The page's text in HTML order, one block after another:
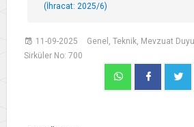
(İhracat: 2025/6)
11-09-2025 Genel, Teknik, Mevzuat
Sirküler No: 700